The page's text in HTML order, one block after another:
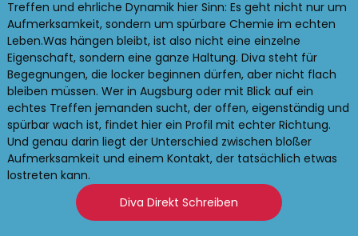
Treffen und ehrliche Dynamik hier Sinn: Es geht nicht nur um
Aufmerksamkeit, sondern um spürbare Chemie im echten
Leben.Was hängen bleibt, ist also nicht eine einzelne
Eigenschaft, sondern eine ganze Haltung. Diva steht für
Begegnungen, die locker beginnen dürfen, aber nicht flach
bleiben müssen. Wer in Augsburg oder mit Blick auf ein
echtes Treffen jemanden sucht, der offen, eigenständig und
spürbar wach ist, findet hier ein Profil mit echter Richtung.
Und genau darin liegt der Unterschied zwischen bloßer
Aufmerksamkeit und einem Kontakt, der tatsächlich etwas
lostreten kann.
Diva Direkt Schreiben